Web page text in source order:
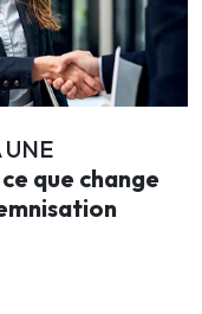
que change